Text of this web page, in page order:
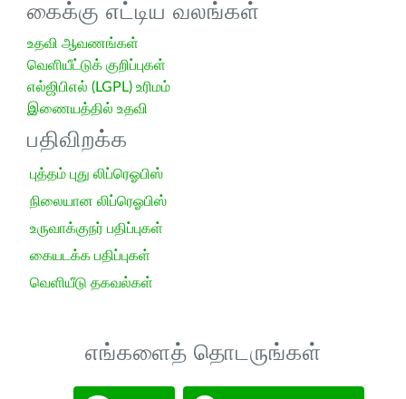
கைக்கு எட்டிய வலங்கள்
உதவி ஆவணங்கள்
வெளியீட்டுக் குறிப்புகள்
எல்ஜிபிஎல் (LGPL) உரிமம்
இணையத்தில் உதவி
பதிவிறக்க
புத்தம் புது லிப்ரெஓபிஸ்
நிலையான லிப்ரெஓபிஸ்
உருவாக்குநர் பதிப்புகள்
கையடக்க பதிப்புகள்
வெளியீடு தகவல்கள்
எங்களைத் தொடருங்கள்